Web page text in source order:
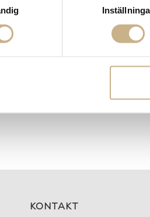
KONTAKT